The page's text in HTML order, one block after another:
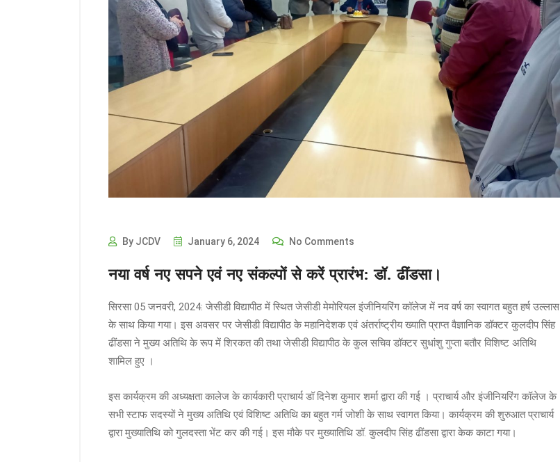
By JCDV January 6, 2024 No Comments
नया वर्ष नए सपने एवं नए संकल्पों से करें प्रारंभ: डॉ. ढींडसा।
सिरसा 05 जनवरी, 2024: जेसीडी विद्यापीठ में स्थित जेसीडी मेमोरियल इंजीनियरिंग कॉलेज में नव वर्ष का स्वागत बहुत हर्ष उल्लास
के साथ किया गया। इस अवसर पर जेसीडी विद्यापीठ के महानिदेशक एवं अंतर्राष्ट्रीय ख्याति प्राप्त वैज्ञानिक डॉक्टर कुलदीप सिंह
ढींडसा ने मुख्य अतिथि के रूप में शिरकत की तथा जेसीडी विद्यापीठ के कुल सचिव डॉक्टर सुधांशु गुप्ता बतौर विशिष्ट अतिथि
शामिल हुए ।
इस कार्यक्रम की अध्यक्षता कालेज के कार्यकारी प्राचार्य डॉ दिनेश कुमार शर्मा द्वारा की गई । प्राचार्य और इंजीनियरिंग कॉलेज के
सभी स्टाफ सदस्यों ने मुख्य अतिथि एवं विशिष्ट अतिथि का बहुत गर्म जोशी के साथ स्वागत किया। कार्यक्रम की शुरुआत प्राचार्य
द्वारा मुख्यातिथि को गुलदस्ता भेंट कर की गई। इस मौके पर मुख्यातिथि डॉ. कुलदीप सिंह ढींडसा द्वारा केक काटा गया।